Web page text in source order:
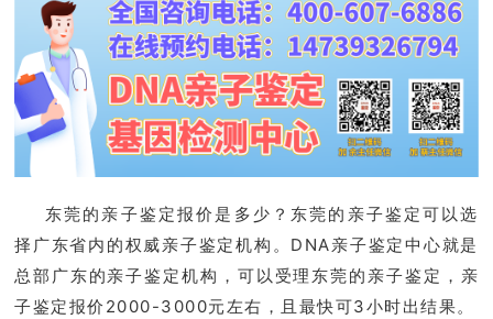
东莞的亲子鉴定报价是多少？东莞的亲子鉴定可以选
择广东省内的权威亲子鉴定机构。DNA亲子鉴定中心就是
总部广东的亲子鉴定机构，可以受理东莞的亲子鉴定，亲
子鉴定报价2000-3000元左右，且最快可3小时出结果。